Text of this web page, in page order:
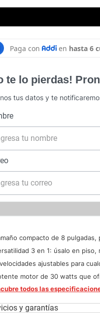
te lo pierdas!
tus datos y te
compacto de 8
3 en 1: úsalo en
ajustables para
motor de 30 watts que
todos las
y garantías